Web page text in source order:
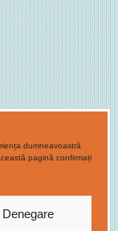
dumneavoastră
pagină confirmați
Denegare